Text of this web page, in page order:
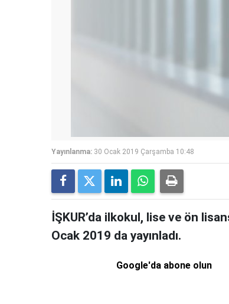
Yayınlanma: 30 Ocak 2019 Çarşamba 10:48
İŞKUR’da ilkokul, lise ve ön
Ocak 2019 da yayınladı.
Google'da abone olun